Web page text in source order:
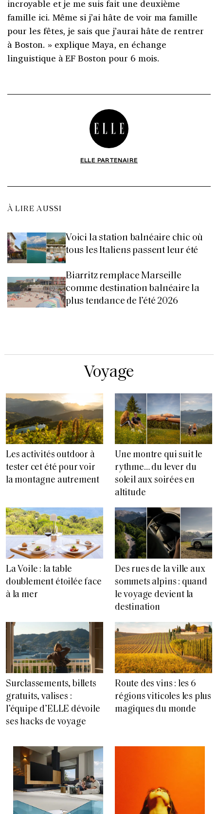
incroyable et je me suis fait une deuxième
famille ici. Même si j’ai hâte de voir ma famille
pour les fêtes, je sais que j’aurai hâte de rentrer
à Boston. » explique Maya, en échange
linguistique à EF Boston pour 6 mois.
ELLE PARTENAIRE
À LIRE AUSSI
Voici la station balnéaire chic où
tous les Italiens passent leur été
Biarritz remplace Marseille
comme destination balnéaire la
plus tendance de l’été 2026
Voyage
Les activités outdoor à
tester cet été pour voir
la montagne autrement
Une montre qui suit le
rythme… du lever du
soleil aux soirées en
altitude
La Voile : la table
doublement étoilée face
à la mer
Des rues de la ville aux
sommets alpins : quand
le voyage devient la
destination
Surclassements, billets
gratuits, valises :
l’équipe d’ELLE dévoile
ses hacks de voyage
Route des vins : les 6
régions viticoles les plus
magiques du monde